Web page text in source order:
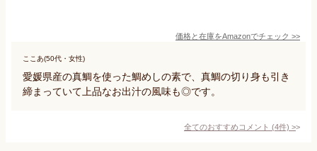
価格と在庫をAmazonでチェック >>
ここあ(50代・女性)
愛媛県産の真鯛を使った鯛めしの素で、真鯛の切り身も引き
締まっていて上品なお出汁の風味も◎です。
全てのおすすめコメント (4件) >